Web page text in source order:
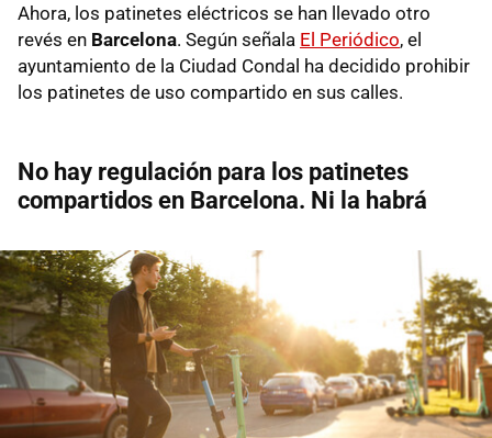
Ahora, los patinetes eléctricos se han llevado otro
revés en Barcelona. Según señala El Periódico, el
ayuntamiento de la Ciudad Condal ha decidido prohibir
los patinetes de uso compartido en sus calles.
No hay regulación para los patinetes
compartidos en Barcelona. Ni la habrá